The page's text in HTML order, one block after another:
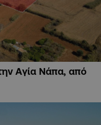
Αγία Νάπα, από